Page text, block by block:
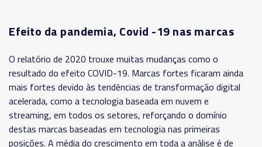
Efeito da pandemia, Covid -19 nas marcas
O relatório de 2020 trouxe muitas mudanças como o
resultado do efeito COVID-19. Marcas fortes ficaram ainda
mais fortes devido às tendências de transformação digital
acelerada, como a tecnologia baseada em nuvem e
streaming, em todos os setores, reforçando o domínio
destas marcas baseadas em tecnologia nas primeiras
posições. A média do crescimento em toda a análise é de